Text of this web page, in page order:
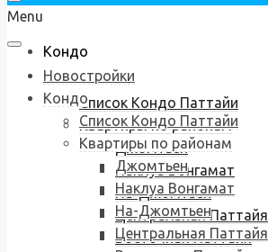
Кондо
Список Кондо Паттайи
Квартиры по районам
Джомтьен
Наклуа Вонгамат
На-Джомтьен
Центральная Паттайя
Восточная Паттайя
Menu
Новостройки
Кондо
Список Кондо Паттайи
Квартиры по районам
Джомтьен
Наклуа Вонгамат
На-Джомтьен
Центральная Паттайя